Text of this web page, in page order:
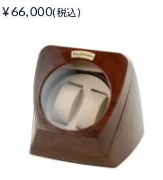
¥66,000(税込)